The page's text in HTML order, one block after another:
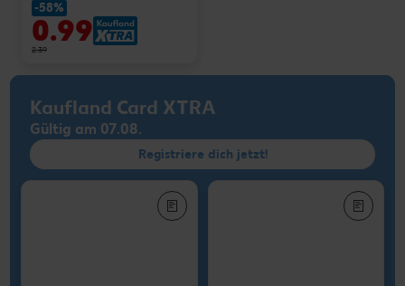
-58%
0.99
2.39
Kaufland Card XTRA
Gültig am 07.08.
Registriere dich jetzt!